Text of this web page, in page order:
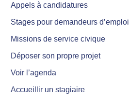
Appels à candidatures
Stages pour demandeurs d’emploi
Missions de service civique
Déposer son propre projet
Voir l’agenda
Accueillir un stagiaire